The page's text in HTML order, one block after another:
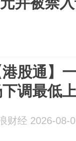
港股通】
调最低
财经 2026-08-